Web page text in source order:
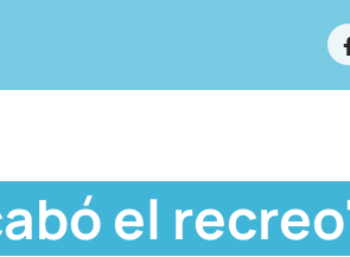
el